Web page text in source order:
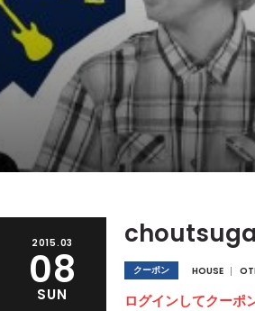
2015.03
08
SUN
クーポン HOUSE
ログインしてクーポ